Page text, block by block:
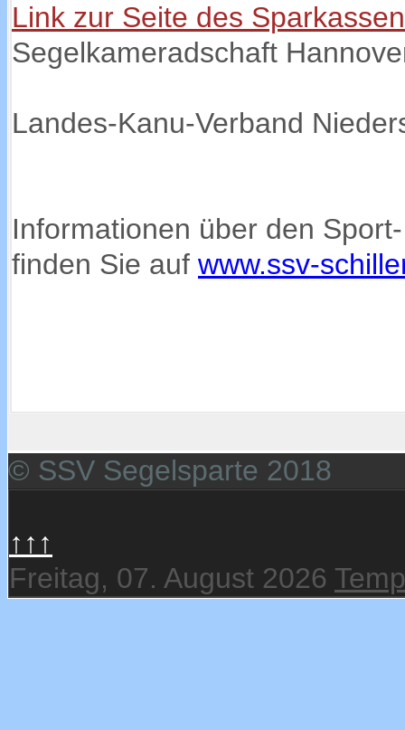
Link zur Seite des
Segelkameradschaft
Landes-Kanu-Verband
Informationen über den
finden Sie auf www.ssv-
© SSV Segelsparte 2018
↑↑↑
Freitag, 07. August 2026